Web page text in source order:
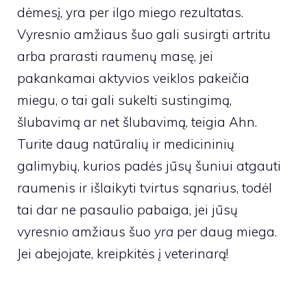
dėmesį, yra per ilgo miego rezultatas.
Vyresnio amžiaus šuo gali susirgti artritu
arba prarasti raumenų masę, jei
pakankamai aktyvios veiklos pakeičia
miegu, o tai gali sukelti sustingimą,
šlubavimą ar net šlubavimą, teigia Ahn.
Turite daug natūralių ir medicininių
galimybių, kurios padės jūsų šuniui atgauti
raumenis ir išlaikyti tvirtus sąnarius, todėl
tai dar ne pasaulio pabaiga, jei jūsų
vyresnio amžiaus šuo yra per daug miega.
Jei abejojate, kreipkitės į veterinarą!